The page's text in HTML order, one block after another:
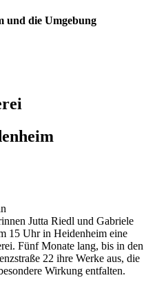
und die Umgebung
Jutta Riedl und Gabriele
15 Uhr in Heidenheim eine
Fünf Monate lang, bis in den
22 ihre Werke aus, die
Wirkung entfalten.